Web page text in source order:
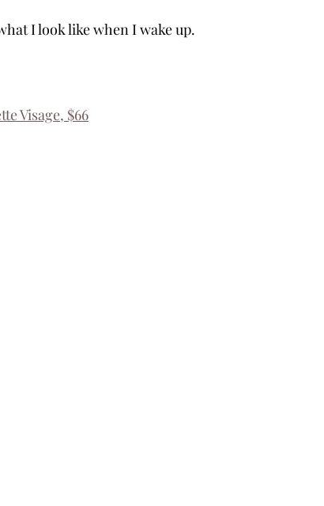
I look like when I wake up.
Visage, $66